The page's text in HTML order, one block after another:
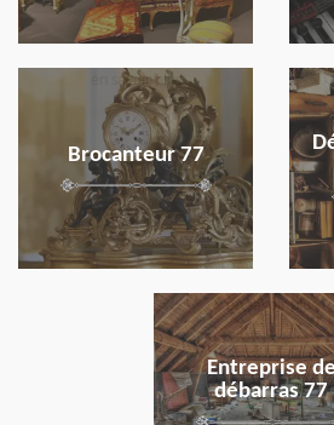
Brocanteur 77
en savoir plus
Entreprise
débarras 77
en savoir plus